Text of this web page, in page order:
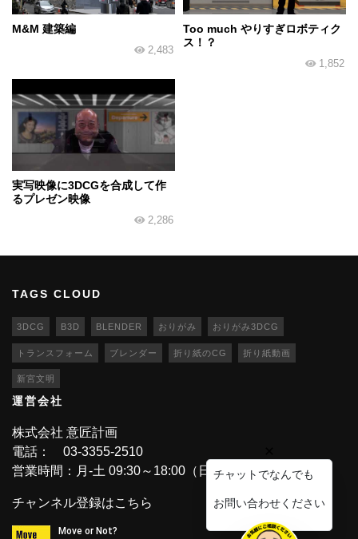
チャットでなんでも
お問い合わせください
M&M 建築編
2,483
Too much やりすぎロボティク
ス！？
1,852
実写映像に3DCGを合成して作
るプレゼン映像
2,286
TAGS CLOUD
3DCG B3D BLENDER おりがみ おりがみ3DCG
トランスフォーム ブレンダー 折り紙のCG 折り紙動画
新宮文明
運営会社
株式会社 意匠計画
電話： 03-3355-2510
営業時間：月-土 09:30～18:00（日・祝休業）
チャンネル登録はこちら